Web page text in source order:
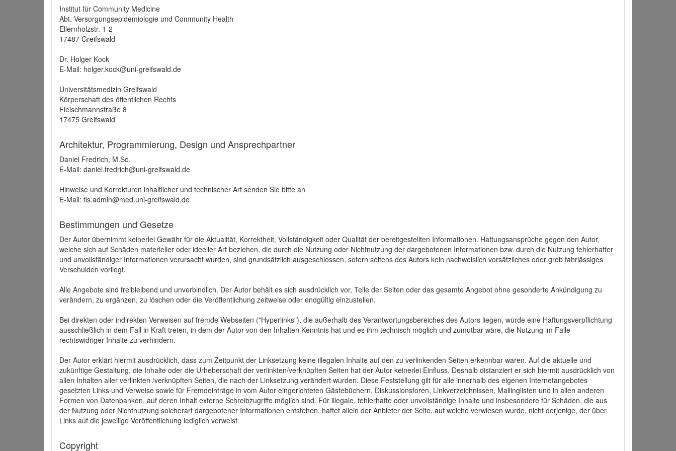
Institut für Community Medicine
Abt. Versorgungsepidemiologie und Community Health
Ellernholzstr. 1-2
17487 Greifswald
Dr. Holger Kock
E-Mail: holger.kock@uni-greifswald.de
Universitätsmedizin Greifswald
Körperschaft des öffentlichen Rechts
Fleischmannstraße 8
17475 Greifswald
Architektur, Programmierung, Design und Ansprechpartner
Daniel Fredrich, M.Sc.
E-Mail: daniel.fredrich@uni-greifswald.de
Hinweise und Korrekturen inhaltlicher und technischer Art senden Sie bitte an
E-Mail: fis.admin@med.uni-greifswald.de
Bestimmungen und Gesetze
Der Autor übernimmt keinerlei Gewähr für die Aktualität, Korrektheit, Vollständigkeit oder Qualität der bereitgestellten Informationen. Haftungsansprüche gegen den Autor,
welche sich auf Schäden materieller oder ideeller Art beziehen, die durch die Nutzung oder Nichtnutzung der dargebotenen Informationen bzw. durch die Nutzung fehlerhafter
und unvollständiger Informationen verursacht wurden, sind grundsätzlich ausgeschlossen, sofern seitens des Autors kein nachweislich vorsätzliches oder grob fahrlässiges
Verschulden vorliegt.
Alle Angebote sind freibleibend und unverbindlich. Der Autor behält es sich ausdrücklich vor, Teile der Seiten oder das gesamte Angebot ohne gesonderte Ankündigung zu
verändern, zu ergänzen, zu löschen oder die Veröffentlichung zeitweise oder endgültig einzustellen.
Bei direkten oder indirekten Verweisen auf fremde Webseiten ("Hyperlinks"), die außerhalb des Verantwortungsbereiches des Autors liegen, würde eine Haftungsverpflichtung
ausschließlich in dem Fall in Kraft treten, in dem der Autor von den Inhalten Kenntnis hat und es ihm technisch möglich und zumutbar wäre, die Nutzung im Falle
rechtswidriger Inhalte zu verhindern.
Der Autor erklärt hiermit ausdrücklich, dass zum Zeitpunkt der Linksetzung keine illegalen Inhalte auf den zu verlinkenden Seiten erkennbar waren. Auf die aktuelle und
zukünftige Gestaltung, die Inhalte oder die Urheberschaft der verlinkten/verknüpften Seiten hat der Autor keinerlei Einfluss. Deshalb distanziert er sich hiermit ausdrücklich von
allen Inhalten aller verlinkten /verknüpften Seiten, die nach der Linksetzung verändert wurden. Diese Feststellung gilt für alle innerhalb des eigenen Internetangebotes
gesetzten Links und Verweise sowie für Fremdeinträge in vom Autor eingerichteten Gästebüchern, Diskussionsforen, Linkverzeichnissen, Mailinglisten und in allen anderen
Formen von Datenbanken, auf deren Inhalt externe Schreibzugriffe möglich sind. Für illegale, fehlerhafte oder unvollständige Inhalte und insbesondere für Schäden, die aus
der Nutzung oder Nichtnutzung solcherart dargebotener Informationen entstehen, haftet allein der Anbieter der Seite, auf welche verwiesen wurde, nicht derjenige, der über
Links auf die jeweilige Veröffentlichung lediglich verweist.
Copyright